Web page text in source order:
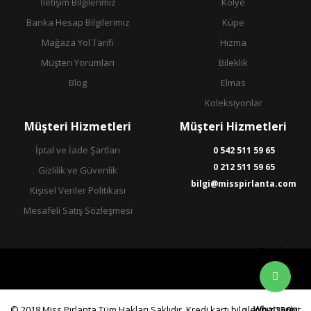
Banka Hesap Bilgilerimiz
Mağaza Yol Tarifi
Müşteri Yorumları
Blog
Küpe
Hızma
Bileklik
Elmas
Koleksiyonlar
Müşteri Hizmetleri
İptal ve İade Şartları
Gizlilik ve Güvenlik
Kişisel Veriler Politikası
Mesafeli Satış Sözleşmesi
Müşteri Hizmetleri
0 542 511 59 65
0 212 511 59 65
bilgi@misspirlanta.com